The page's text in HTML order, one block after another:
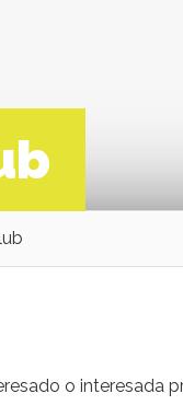
o interesada